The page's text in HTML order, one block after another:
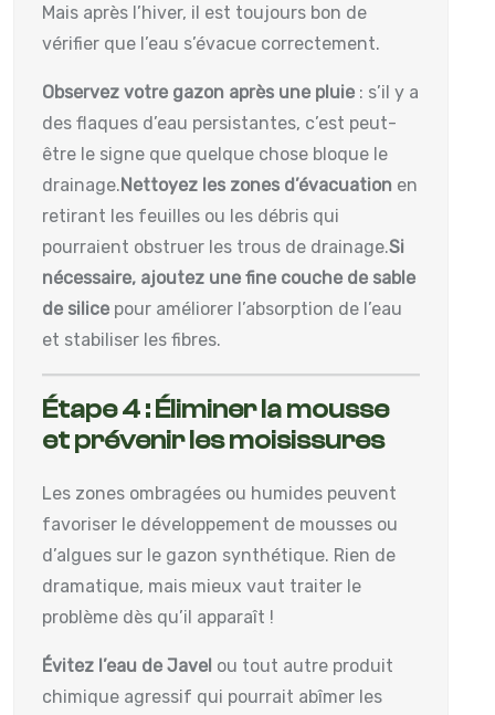
Mais après l’hiver, il est toujours bon de
vérifier que l’eau s’évacue correctement.
Observez votre gazon après une pluie : s’il y a
des flaques d’eau persistantes, c’est peut-
être le signe que quelque chose bloque le
drainage.Nettoyez les zones d’évacuation en
retirant les feuilles ou les débris qui
pourraient obstruer les trous de drainage.Si
nécessaire, ajoutez une fine couche de sable
de silice pour améliorer l’absorption de l’eau
et stabiliser les fibres.
Étape 4 : Éliminer la mousse
et prévenir les moisissures
Les zones ombragées ou humides peuvent
favoriser le développement de mousses ou
d’algues sur le gazon synthétique. Rien de
dramatique, mais mieux vaut traiter le
problème dès qu’il apparaît !
Évitez l’eau de Javel ou tout autre produit
chimique agressif qui pourrait abîmer les